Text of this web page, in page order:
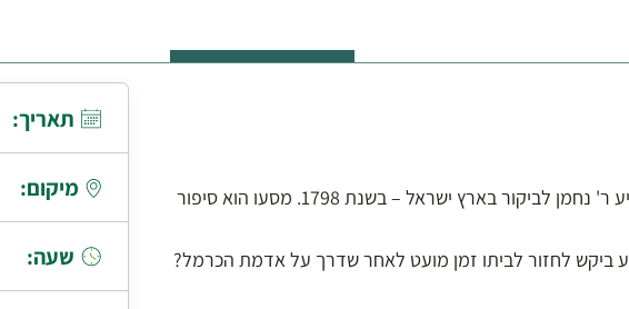
לתאם
עוד לפני שהיה אדמו"ר חסידים בברסלב הגיע ר' נחמן לביקור בארץ ישראל – בשנת 1798. מסעו הוא סיפור
ביקש לחזור לביתו זמן מועט לאחר שדרך על אדמת הכרמל?
תאריך:
מיקום:
שעה: